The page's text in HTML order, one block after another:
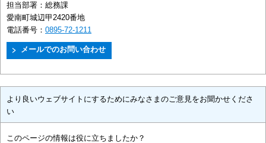
担当部署： 総務課
愛南町城辺甲2420番地
電話番号： 0895-72-1211
より良いウェブサイトにするためにみなさまのご意見をお聞かせくださ
い
このページの情報は役に立ちましたか？